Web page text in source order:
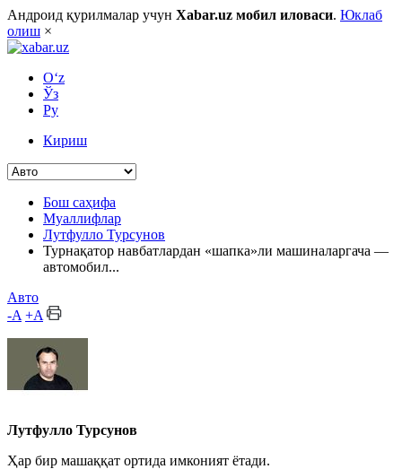
Андроид қурилмалар учун Xabar.uz мобил иловаси. Юклаб
олиш ×
O‘z
Ўз
Ру
Кириш
Бош саҳифа
Муаллифлар
Лутфулло Турсунов
Турнақатор навбатлардан «шапка»ли машиналаргача —
автомобил...
Авто
-A +A
Лутфулло Турсунов
Ҳар бир машаққат ортида имконият ётади.